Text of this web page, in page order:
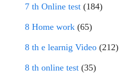
7 th Online test (184)
8 Home work (65)
8 th e learnig Video (212)
8 th online test (35)